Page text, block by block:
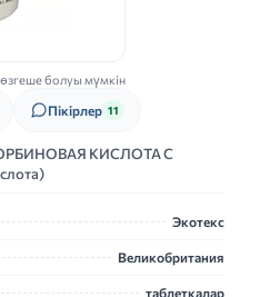
өзгеше болуы мүмкін
Пікірлер 11
КИСЛОТА С
Экотекс
Великобритания
таблеткалар